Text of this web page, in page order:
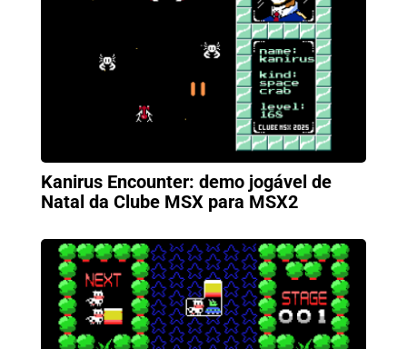
Kanirus Encounter: demo jogável de
Natal da Clube MSX para MSX2